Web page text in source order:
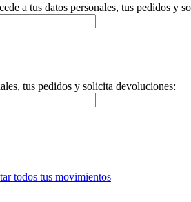
a tus datos personales, tus pedidos y
tus pedidos y solicita devoluciones:
todos tus movimientos